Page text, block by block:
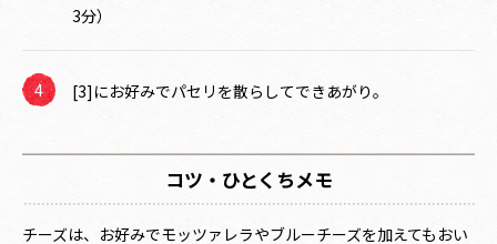
3分）
[3]にお好みでパセリを散らしてできあがり。
コツ・ひとくちメモ
チーズは、お好みでモッツァレラやブルーチーズを加えてもおい